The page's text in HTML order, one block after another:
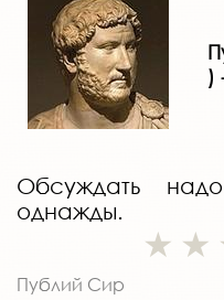
)
Обсуждать
однажды.
Публий Сир